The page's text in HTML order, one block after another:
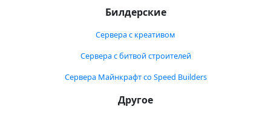
Билдерские
Сервера с креативом
Сервера с битвой строителей
Сервера Майнкрафт со Speed Builders
Другое